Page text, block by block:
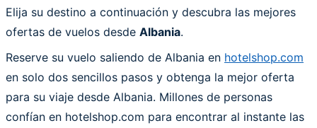
Elija su destino a continuación y descubra las mejores
ofertas de vuelos desde Albania.
Reserve su vuelo saliendo de Albania en hotelshop.com
en solo dos sencillos pasos y obtenga la mejor oferta
para su viaje desde Albania. Millones de personas
confían en hotelshop.com para encontrar al instante las